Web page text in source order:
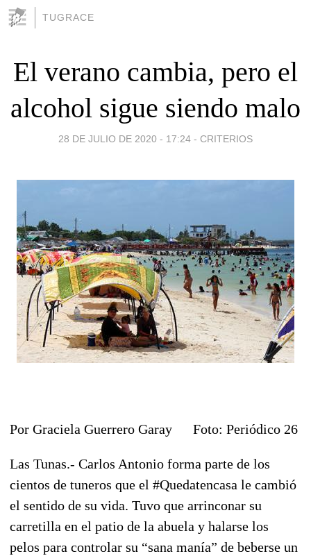
TUGRACE
El verano cambia, pero el
alcohol sigue siendo malo
28 DE JULIO DE 2020 - 17:24 - CRITERIOS
Por Graciela Guerrero Garay Foto: Periódico 26
Las Tunas.- Carlos Antonio forma parte de los
cientos de tuneros que el #Quedatencasa le cambió
el sentido de su vida. Tuvo que arrinconar su
carretilla en el patio de la abuela y halarse los
pelos para controlar su “sana manía” de beberse un